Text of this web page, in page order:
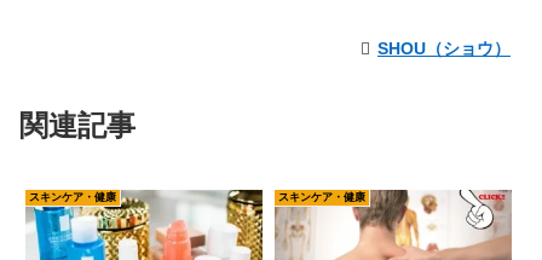
SHOU（ショウ）
関連記事
スキンケア・健康 スキンケア・健康